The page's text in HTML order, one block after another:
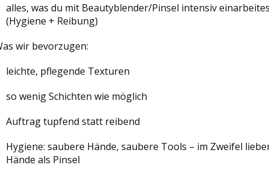
alles, was du mit Beautyblender/Pinsel intensiv
(Hygiene + Reibung)
wir bevorzugen:
leichte, pflegende Texturen
so wenig Schichten wie möglich
Auftrag tupfend statt reibend
Hygiene: saubere Hände, saubere Tools – im Zweifel
Hände als Pinsel